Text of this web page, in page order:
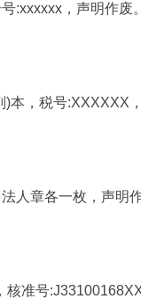
:xxxxxx，声明作废。
，税号:XXXXXX
人章各一枚，声明作
准号